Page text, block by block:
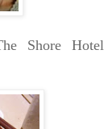
Shore Hotel